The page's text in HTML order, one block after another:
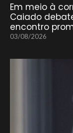
Em meio à
Caiado
encontro
03/08/2026